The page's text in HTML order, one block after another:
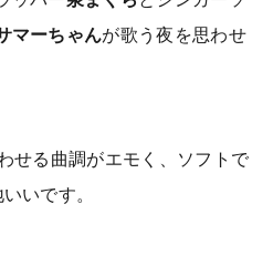
マーちゃんが歌う夜を思わせ
せる曲調がエモく、ソフトで
いです。